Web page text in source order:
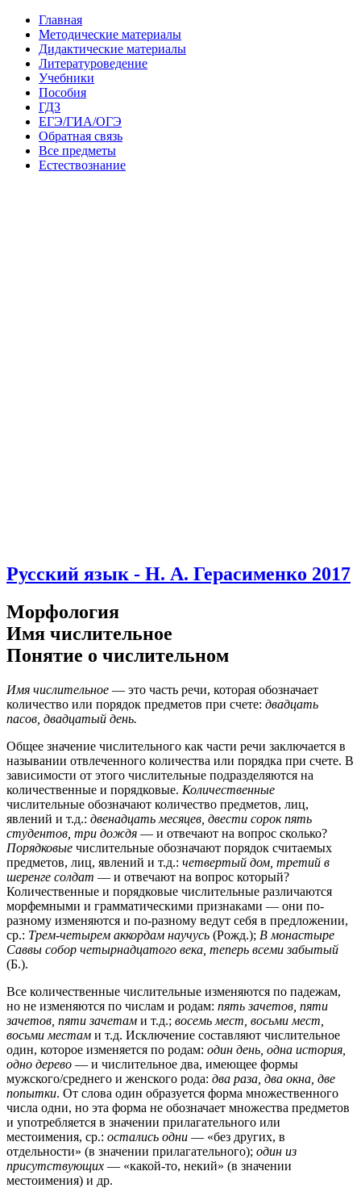
Главная
Методические материалы
Дидактические материалы
Литературоведение
Учебники
Пособия
ГДЗ
ЕГЭ/ГИА/ОГЭ
Обратная связь
Все предметы
Естествознание
Русский язык - Н. А. Герасименко 2017
Морфология
Имя числительное
Понятие о числительном
Имя числительное — это часть речи, которая обозначает
количество или порядок предметов при счете: двадцать
пасов, двадцатый день.
Общее значение числительного как части речи заключается в
назывании отвлеченного количества или порядка при счете. В
зависимости от этого числительные подразделяются на
количественные и порядковые. Количественные
числительные обозначают количество предметов, лиц,
явлений и т.д.: двенадцать месяцев, двести сорок пять
студентов, три дождя — и отвечают на вопрос сколько?
Порядковые числительные обозначают порядок считаемых
предметов, лиц, явлений и т.д.: четвертый дом, третий в
шеренге солдат — и отвечают на вопрос который?
Количественные и порядковые числительные различаются
морфемными и грамматическими признаками — они по-
разному изменяются и по-разному ведут себя в предложении,
ср.: Трем-четырем аккордам научусь (Рожд.); В монастыре
Саввы собор четырнадцатого века, теперь всеми забытый
(Б.).
Все количественные числительные изменяются по падежам,
но не изменяются по числам и родам: пять зачетов, пяти
зачетов, пяти зачетам и т.д.; восемь мест, восьми мест,
восьми местам и т.д. Исключение составляют числительное
один, которое изменяется по родам: один день, одна история,
одно дерево — и числительное два, имеющее формы
мужского/среднего и женского рода: два раза, два окна, две
попытки. От слова один образуется форма множественного
числа одни, но эта форма не обозначает множества предметов
и употребляется в значении прилагательного или
местоимения, ср.: остались одни — «без других, в
отдельности» (в значении прилагательного); один из
присутствующих — «какой-то, некий» (в значении
местоимения) и др.